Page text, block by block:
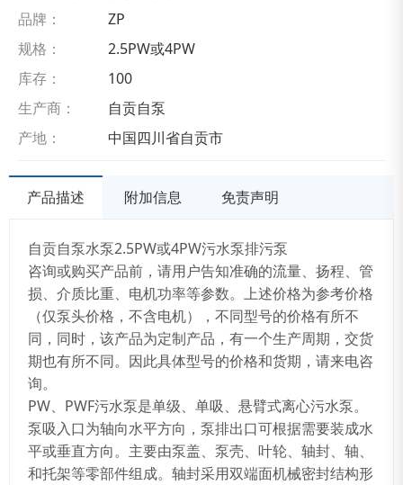
品牌：
ZP
规格：
2.5PW或4PW
库存：
100
生产商：
自贡自泵
产地：
中国四川省自贡市
产品描述 附加信息 免责声明
自贡自泵水泵2.5PW或4PW污水泵排污泵
咨询或购买产品前，请用户告知准确的流量、扬程、管
损、介质比重、电机功率等参数。上述价格为参考价格
（仅泵头价格，不含电机），不同型号的价格有所不
同，同时，该产品为定制产品，有一个生产周期，交货
期也有所不同。因此具体型号的价格和货期，请来电咨
询。
PW、PWF污水泵是单级、单吸、悬臂式离心污水泵。
泵吸入口为轴向水平方向，泵排出口可根据需要装成水
平或垂直方向。主要由泵盖、泵壳、叶轮、轴封、轴、
和托架等零部件组成。轴封采用双端面机械密封结构形